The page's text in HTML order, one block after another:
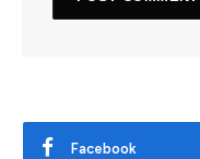
Facebook